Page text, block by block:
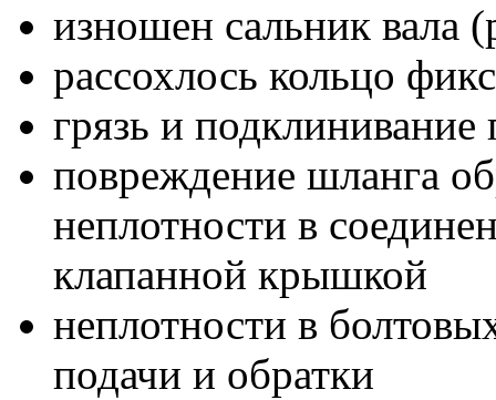
изношен сальник вала
рассохлось кольцо
грязь и подклинивание
повреждение шланга
неплотности в
клапанной крышкой
неплотности в
подачи и обратки